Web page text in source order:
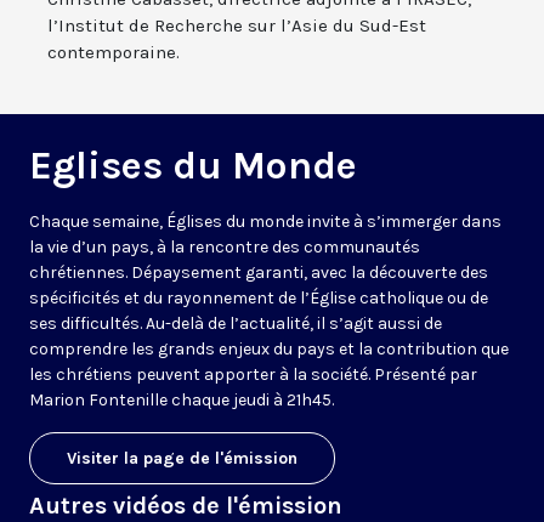
l’Institut de Recherche sur l’Asie du Sud-Est
contemporaine.
Eglises du Monde
Chaque semaine, Églises du monde invite à s’immerger dans
la vie d’un pays, à la rencontre des communautés
chrétiennes. Dépaysement garanti, avec la découverte des
spécificités et du rayonnement de l’Église catholique ou de
ses difficultés. Au-delà de l’actualité, il s’agit aussi de
comprendre les grands enjeux du pays et la contribution que
les chrétiens peuvent apporter à la société. Présenté par
Marion Fontenille chaque jeudi à 21h45.
Visiter la page de l'émission
Autres vidéos de l'émission